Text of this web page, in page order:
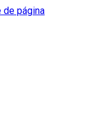
de página